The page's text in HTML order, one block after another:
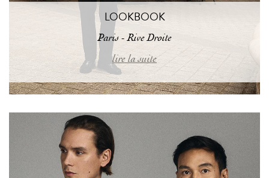
LOOKBOOK
Paris - Rive Droite
lire la suite